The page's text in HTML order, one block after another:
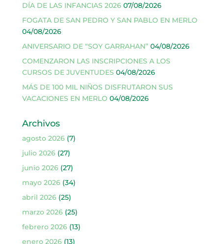
DÍA DE LAS INFANCIAS 2026 07/08/2026
FOGATA DE SAN PEDRO Y SAN PABLO EN MERLO
04/08/2026
ANIVERSARIO DE “SOY GARRAHAN” 04/08/2026
COMENZARON LAS INSCRIPCIONES A LOS
CURSOS DE JUVENTUDES 04/08/2026
MÁS DE 100 MIL NIÑOS DISFRUTARON SUS
VACACIONES EN MERLO 04/08/2026
Archivos
agosto 2026(7)
julio 2026(27)
junio 2026(27)
mayo 2026(34)
abril 2026(25)
marzo 2026(25)
febrero 2026(13)
enero 2026(13)